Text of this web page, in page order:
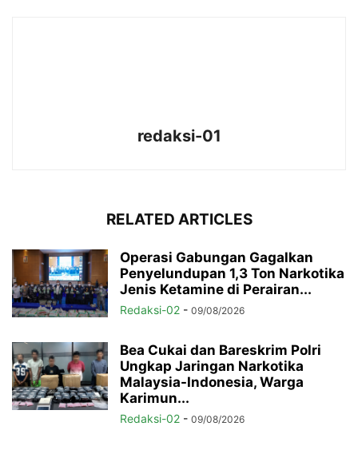
redaksi-01
RELATED ARTICLES
Operasi Gabungan Gagalkan
Penyelundupan 1,3 Ton Narkotika
Jenis Ketamine di Perairan...
Redaksi-02 - 09/08/2026
Bea Cukai dan Bareskrim Polri
Ungkap Jaringan Narkotika
Malaysia-Indonesia, Warga
Karimun...
Redaksi-02 - 09/08/2026